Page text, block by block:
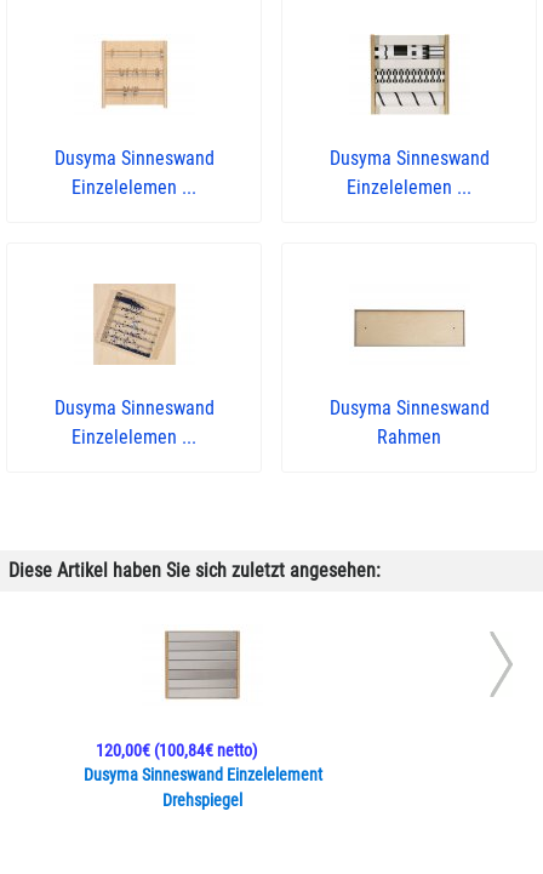
Dusyma Sinneswand
Einzelelemen ...
Dusyma Sinneswand
Einzelelemen ...
Dusyma Sinneswand
Einzelelemen ...
Dusyma Sinneswand
Rahmen
Diese Artikel haben Sie sich zuletzt angesehen:
Dusyma Sinneswand Einzelelement
Drehspiegel
120,00€(100,84€ netto)